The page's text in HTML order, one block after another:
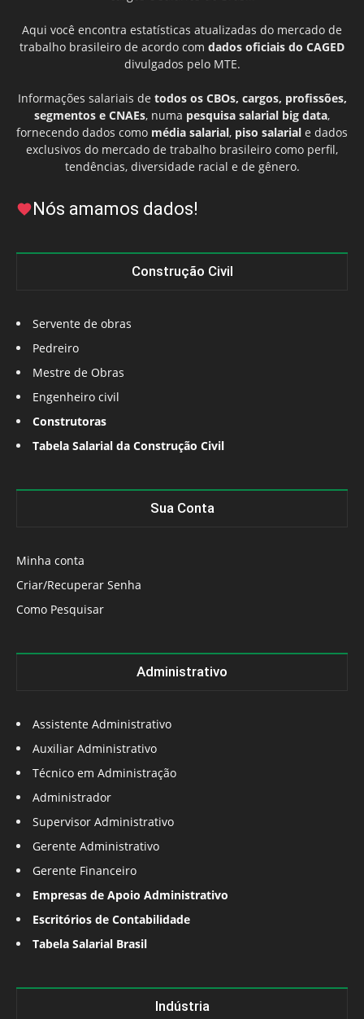
Aqui você encontra estatísticas atualizadas do mercado de
trabalho brasileiro de acordo com dados oficiais do CAGED
divulgados pelo MTE.
Informações salariais de todos os CBOs, cargos, profissões,
segmentos e CNAEs, numa pesquisa salarial big data,
fornecendo dados como média salarial, piso salarial e dados
exclusivos do mercado de trabalho brasileiro como perfil,
tendências, diversidade racial e de gênero.
Nós amamos dados!
Construção Civil
Servente de obras
Pedreiro
Mestre de Obras
Engenheiro civil
Construtoras
Tabela Salarial da Construção Civil
Sua Conta
Minha conta
Criar/Recuperar Senha
Como Pesquisar
Administrativo
Assistente Administrativo
Auxiliar Administrativo
Técnico em Administração
Administrador
Supervisor Administrativo
Gerente Administrativo
Gerente Financeiro
Empresas de Apoio Administrativo
Escritórios de Contabilidade
Tabela Salarial Brasil
Indústria